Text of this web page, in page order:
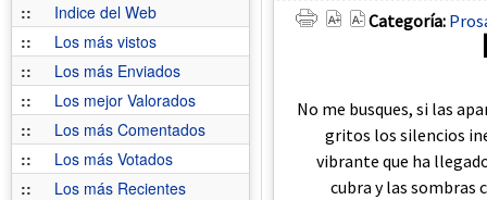
::
Indice del Web
::
Los más vistos
::
Los más Enviados
::
Los mejor Valorados
::
Los más Comentados
::
Los más Votados
::
Los más Recientes
Categoría:
No me busques, si las
gritos los silencios
vibrante que ha
cubra y las sombras